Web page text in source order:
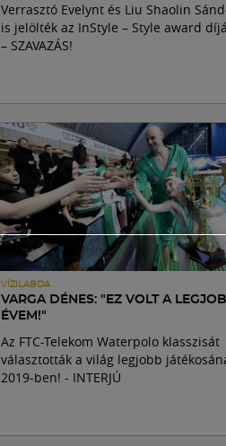
Verrasztó Evelynt és Liu Shaolin
is jelölték az InStyle – Style award
– SZAVAZÁS!
VÍZILABDA
VARGA DÉNES: "EZ VOLT A
ÉVEM!"
Az FTC-Telekom Waterpolo klasszisát
választották a világ legjobb
2019-ben! - INTERJÚ